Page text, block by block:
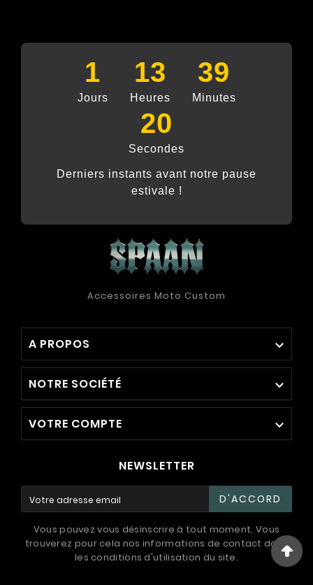
1
Jours
13
Heures
39
Minutes
19
Secondes
Derniers instants avant notre pause
estivale !
Accessoires Moto Custom
A PROPOS 
NOTRE SOCIÉTÉ 
VOTRE COMPTE 
NEWSLETTER
D'ACCORD
Vous pouvez vous désinscrire à tout moment. Vous
trouverez pour cela nos informations de contact dans
les conditions d'utilisation du site.